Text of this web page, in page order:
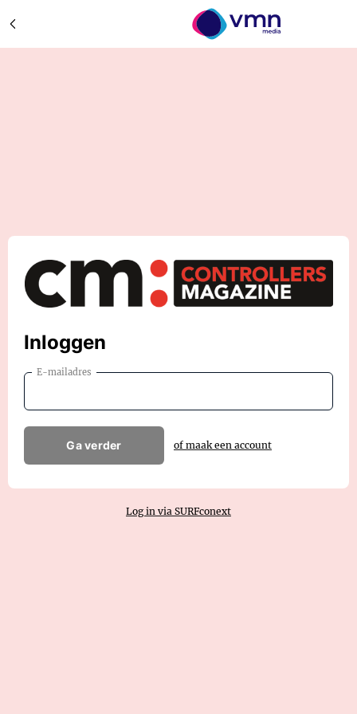
Inloggen
E-mailadres
Ga verder of maak een account
Log in via SURFconext